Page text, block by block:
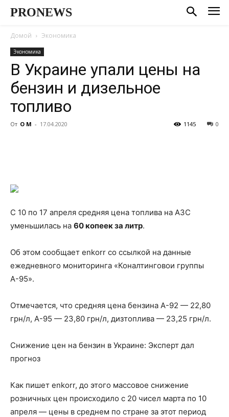
PRONEWS
Домой Экономика
Экономика
В Украине упали цены на
бензин и дизельное
топливо
От О М - 17.04.2020 0
1145
С 10 по 17 апреля средняя цена топлива на АЗС
уменьшилась на 60 копеек за литр.
Об этом сообщает enkorr со ссылкой на данные
ежедневного мониторинга «Коналтинговои группы
А-95».
Отмечается, что средняя цена бензина А-92 — 22,80
грн/л, А-95 — 23,80 грн/л, дизтоплива — 23,25 грн/л.
Снижение цен на бензин в Украине: Эксперт дал
прогноз
Как пишет enkorr, до этого массовое снижение
розничных цен происходило с 20 чисел марта по 10
апреля — цены в среднем по стране за этот период